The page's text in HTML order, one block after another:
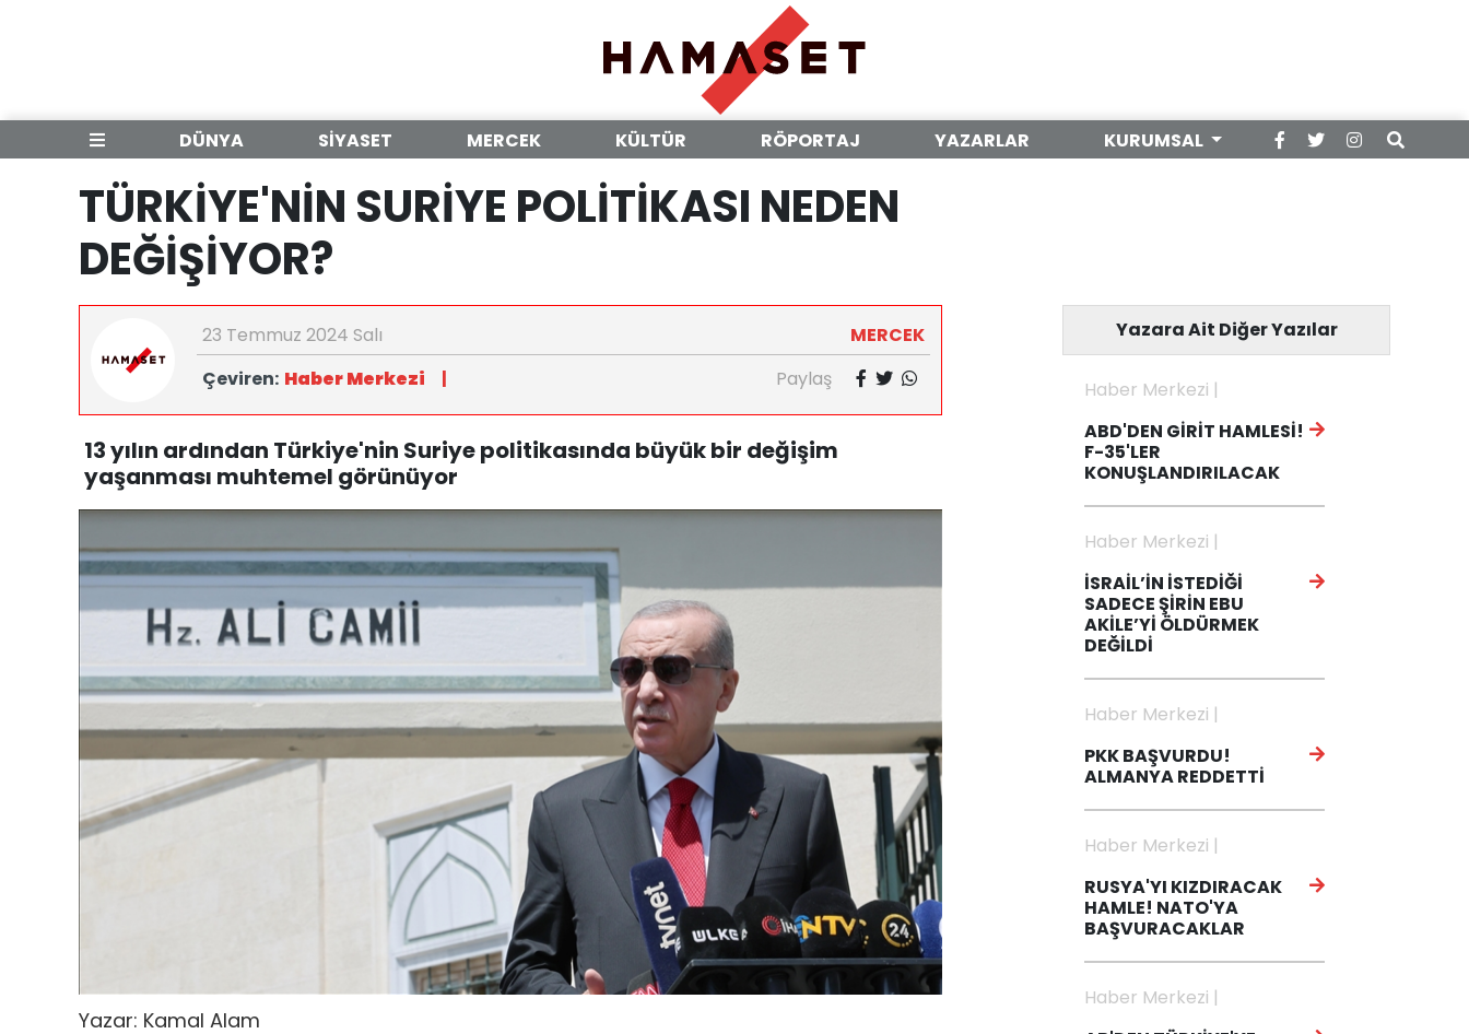
DÜNYA SİYASET MERCEK KÜLTÜR RÖPORTAJ YAZARLAR KURUMSAL
TÜRKİYE'NİN SURİYE POLİTİKASI NEDEN
DEĞİŞİYOR?
23 Temmuz 2024 Salı
MERCEK
Çeviren: Haber Merkezi | Paylaş
13 yılın ardından Türkiye'nin Suriye politikasında büyük bir değişim
yaşanması muhtemel görünüyor
Yazar: Kamal Alam
Yazara Ait Diğer Yazılar
Haber Merkezi |
ABD'DEN GİRİT HAMLESİ!
F-35'LER
KONUŞLANDIRILACAK
Haber Merkezi |
İSRAİL’İN İSTEDİĞİ
SADECE ŞİRİN EBU
AKİLE’Yİ ÖLDÜRMEK
DEĞİLDİ
Haber Merkezi |
PKK BAŞVURDU!
ALMANYA REDDETTİ
Haber Merkezi |
RUSYA'YI KIZDIRACAK
HAMLE! NATO'YA
BAŞVURACAKLAR
Haber Merkezi |